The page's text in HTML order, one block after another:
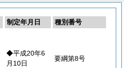
制定年月日
種別番号
◆平成20年6
月10日
要綱第8号